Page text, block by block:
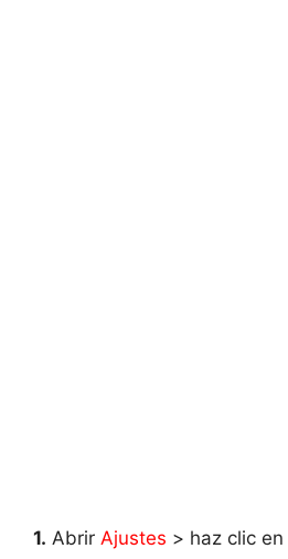
1. Abrir Ajustes > haz clic en